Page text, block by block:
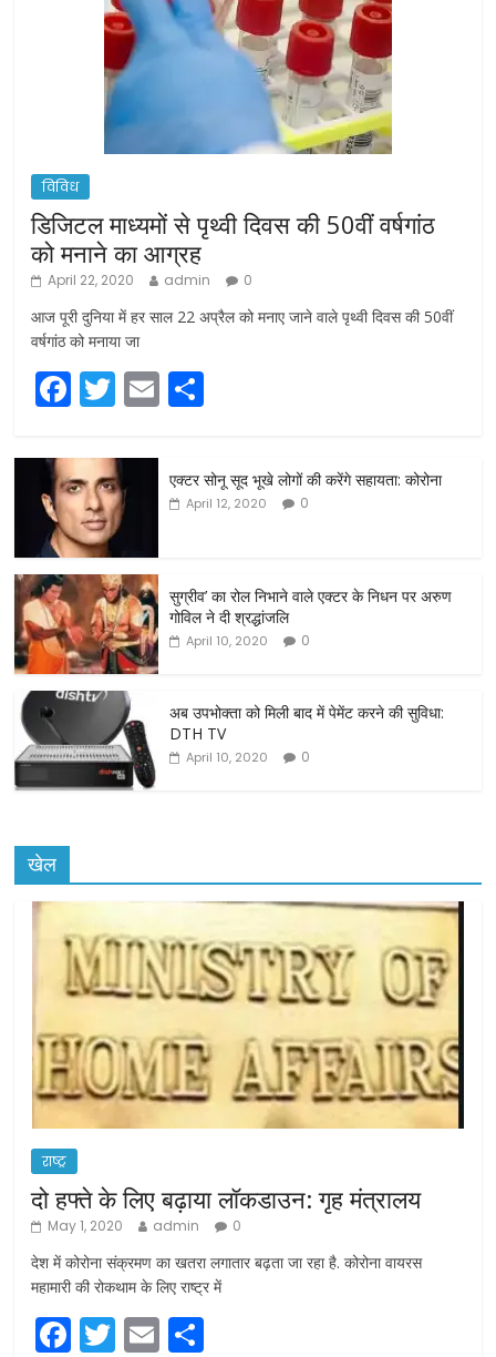
विविध
डिजिटल माध्यमों से पृथ्वी दिवस की 50वीं वर्षगांठ
को मनाने का आग्रह
April 22, 2020 admin 0
आज पूरी दुनिया में हर साल 22 अप्रैल को मनाए जाने वाले पृथ्वी दिवस की 50वीं
वर्षगांठ को मनाया जा
F
c
e
b
o
o
k
T
itt
er
E
ar
e
एक्टर सोनू सूद भूखे लोगों की करेंगे सहायता: कोरोना
April 12, 2020 0
सुग्रीव’ का रोल निभाने वाले एक्टर के निधन पर अरुण
गोविल ने दी श्रद्धांजलि
April 10, 2020 0
अब उपभोक्ता को मिली बाद में पेमेंट करने की सुविधा:
DTH TV
April 10, 2020 0
खेल
राष्ट्र
दो हफ्ते के लिए बढ़ाया लॉकडाउन: गृह मंत्रालय
May 1, 2020 admin 0
देश में कोरोना संक्रमण का खतरा लगातार बढ़ता जा रहा है. कोरोना वायरस
महामारी की रोकथाम के लिए राष्ट्र में
F T E